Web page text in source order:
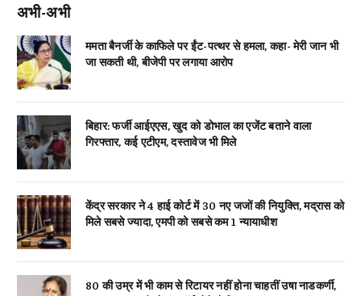
अभी-अभी
ममता बैनर्जी के काफिले पर ईंट-पत्थर से हमला, कहा- मेरी जान भी
जा सकती थी, बीजेपी पर लगाया आरोप
बिहार: फर्जी आईएएस, खुद को डोभाल का एजेंट बताने वाला
गिरफ्तार, कई एटीएम, दस्तावेज भी मिले
केंद्र सरकार ने 4 हाई कोर्ट में 30 नए जजों की नियुक्ति, मद्रास को
मिले सबसे ज्यादा, एमपी को सबसे कम 1 न्यायाधीश
80 की उम्र में भी काम से रिटायर नहीं होना चाहतीं उषा नाडकर्णी,